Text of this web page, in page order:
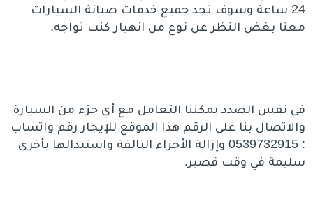
24 ساعة وسوف تجد جميع خدمات صيانة السيارات
معنا بغض النظر عن نوع من انهيار كنت تواجه.
في نفس الصدد يمكننا التعامل مع أي جزء من السيارة
والاتصال بنا على الرقم هذا الموقع للإيجار رقم واتساب
: 0539732915 وإزالة الأجزاء التالفة واستبدالها بأخرى
سليمة في وقت قصير.